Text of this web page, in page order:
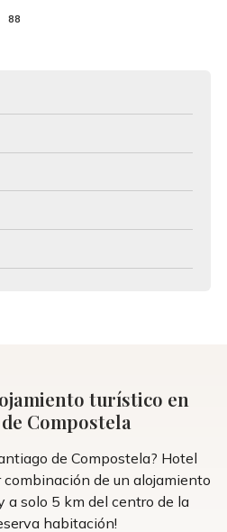
88
turístico en
Compostela
de Compostela? Hotel
de un alojamiento
a solo 5 km del centro de la
habitación!